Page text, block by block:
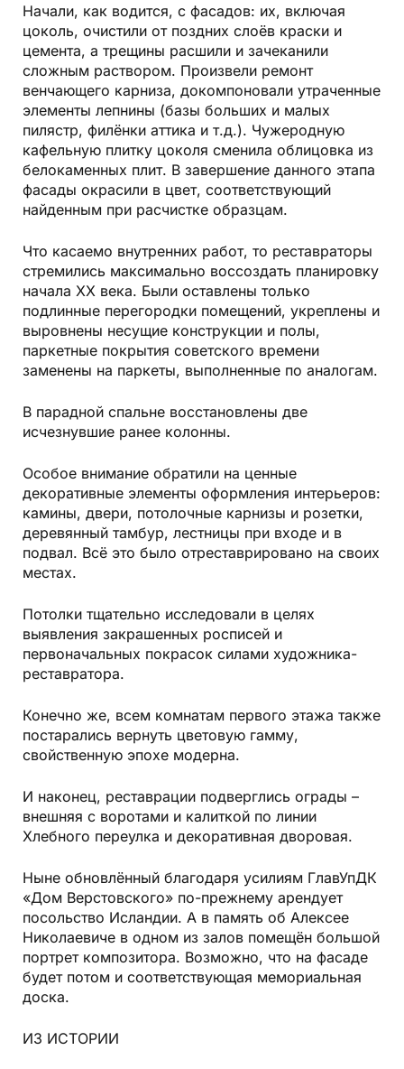
Начали, как водится, с фасадов: их, включая
цоколь, очистили от поздних слоёв краски и
цемента, а трещины расшили и зачеканили
сложным раствором. Произвели ремонт
венчающего карниза, докомпоновали утраченные
элементы лепнины (базы больших и малых
пилястр, филёнки аттика и т.д.). Чужеродную
кафельную плитку цоколя сменила облицовка из
белокаменных плит. В завершение данного этапа
фасады окрасили в цвет, соответствующий
найденным при расчистке образцам.
Что касаемо внутренних работ, то реставраторы
стремились максимально воссоздать планировку
начала XX века. Были оставлены только
подлинные перегородки помещений, укреплены и
выровнены несущие конструкции и полы,
паркетные покрытия советского времени
заменены на паркеты, выполненные по аналогам.
В парадной спальне восстановлены две
исчезнувшие ранее колонны.
Особое внимание обратили на ценные
декоративные элементы оформления интерьеров:
камины, двери, потолочные карнизы и розетки,
деревянный тамбур, лестницы при входе и в
подвал. Всё это было отреставрировано на своих
местах.
Потолки тщательно исследовали в целях
выявления закрашенных росписей и
первоначальных покрасок силами художника-
реставратора.
Конечно же, всем комнатам первого этажа также
постарались вернуть цветовую гамму,
свойственную эпохе модерна.
И наконец, реставрации подверглись ограды –
внешняя с воротами и калиткой по линии
Хлебного переулка и декоративная дворовая.
Ныне обновлённый благодаря усилиям ГлавУпДК
«Дом Верстовского» по-прежнему арендует
посольство Исландии. А в память об Алексее
Николаевиче в одном из залов помещён большой
портрет композитора. Возможно, что на фасаде
будет потом и соответствующая мемориальная
доска.
ИЗ ИСТОРИИ